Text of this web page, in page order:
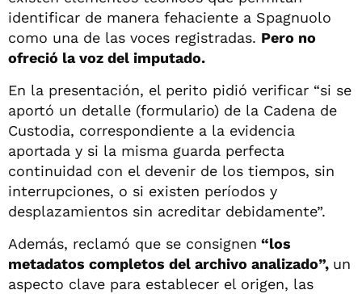
identificar de manera fehaciente a Spagnuolo
como una de las voces registradas. Pero no
ofreció la voz del imputado.
En la presentación, el perito pidió verificar “si se
aportó un detalle (formulario) de la Cadena de
Custodia, correspondiente a la evidencia
aportada y si la misma guarda perfecta
continuidad con el devenir de los tiempos, sin
interrupciones, o si existen períodos y
desplazamientos sin acreditar debidamente”.
Además, reclamó que se consignen “los
metadatos completos del archivo analizado”, un
aspecto clave para establecer el origen, las